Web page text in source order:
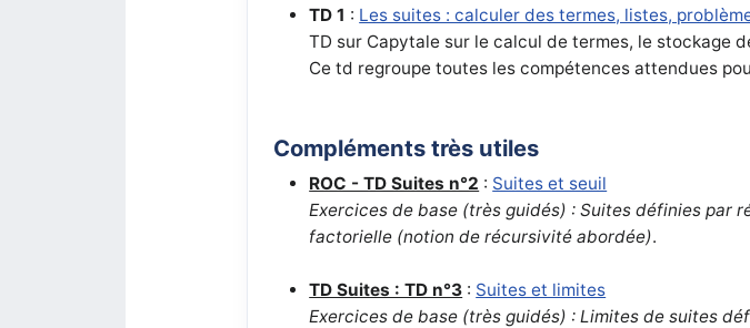
TD 1 : Les suites : calculer des termes, listes,
TD sur Capytale sur le calcul de termes, le stockage
Ce td regroupe toutes les compétences attendues
Compléments très utiles
ROC - TD Suites n°2 : Suites et seuil
Exercices de base (très guidés) : Suites définies par
factorielle (notion de récursivité abordée).
TD Suites : TD n°3 : Suites et limites
Exercices de base (très guidés) :Limites de suites